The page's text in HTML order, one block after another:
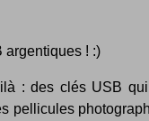
argentiques ! :)
: des clés USB
pellicules